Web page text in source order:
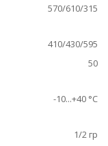
570/610/315
410/430/595
50
-10...+40 °С
1/2 гр